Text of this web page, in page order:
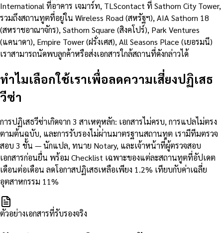
International ที่อาคาร เจมาร์ท, TLScontact ที่ Sathorn City Tower,
รวมถึงสถานทูตที่อยู่ใน Wireless Road (สหรัฐฯ), AIA Sathorn 18
(สหราชอาณาจักร), Sathorn Square (สิงคโปร์), Park Ventures
(แคนาดา), Empire Tower (ฝรั่งเศส), All Seasons Place (เยอรมนี)
เราสามารถนัดพบลูกค้าหรือส่งเอกสารใกล้สถานที่ดังกล่าวได้
ทำไมเลือกใช้เราเพื่อลดความเสี่ยงปฏิเสธ
วีซ่า
การปฏิเสธวีซ่าเกิดจาก 3 สาเหตุหลัก: เอกสารไม่ครบ, การแปลไม่ตรง
ตามต้นฉบับ, และการรับรองไม่ผ่านมาตรฐานสถานทูต เรามีทีมตรวจ
สอบ 3 ชั้น — นักแปล, ทนาย Notary, และเจ้าหน้าที่ผู้ตรวจสอบ
เอกสารก่อนยื่น พร้อม Checklist เฉพาะของแต่ละสถานทูตที่อัปเดต
เดือนต่อเดือน ลดโอกาสปฏิเสธเหลือเพียง 1.2% เทียบกับค่าเฉลี่ย
อุตสาหกรรม 11%
ตัวอย่างเอกสารที่รับรองจริง